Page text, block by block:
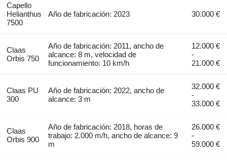
Capello
Helianthus
7500
Año de fabricación: 2023 30.000 €
Claas
Orbis 750
Año de fabricación: 2011, ancho de
alcance: 8 m, velocidad de
funcionamiento: 10 km/h
12.000 €
-
21.000 €
Claas PU
300
Año de fabricación: 2022, ancho de
alcance: 3 m
32.000 €
-
33.000 €
Claas
Orbis 900
Año de fabricación: 2018, horas de
trabajo: 2.000 m/h, ancho de alcance: 9
m
26.000 €
-
59.000 €